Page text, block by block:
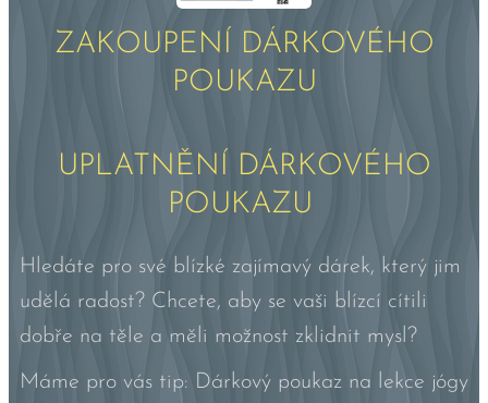
ZAKOUPENÍ DÁRKOVÉHO
POUKAZU
UPLATNĚNÍ DÁRKOVÉHO
POUKAZU
Hledáte pro své blízké zajímavý dárek, který jim
udělá radost? Chcete, aby se vaši blízcí cítili
dobře na těle a měli možnost zklidnit mysl?
Máme pro vás tip: Dárkový poukaz na lekce jógy